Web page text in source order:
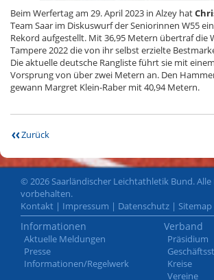
Beim Werfertag am 29. April 2023 in Alzey hat
Team Saar im Diskuswurf der Seniorinnen W55
Rekord aufgestellt. Mit 36,95 Metern übertraf die
Tampere 2022 die von ihr selbst erzielte
Die aktuelle deutsche Rangliste führt sie mit
Vorsprung von über zwei Metern an. Den
gewann Margret Klein-Raber mit 40,94 Metern.
Zurück
© 2026 Saarländischer Leichtathletik Bund. Alle
vorbehalten.
Kontakt | Impressum | Datenschutz | Sitemap
Informationen
Aktuelle Meldungen
Presse
Informationen/Regelwerk
Verband
Präsidium
Kreise
Vereine